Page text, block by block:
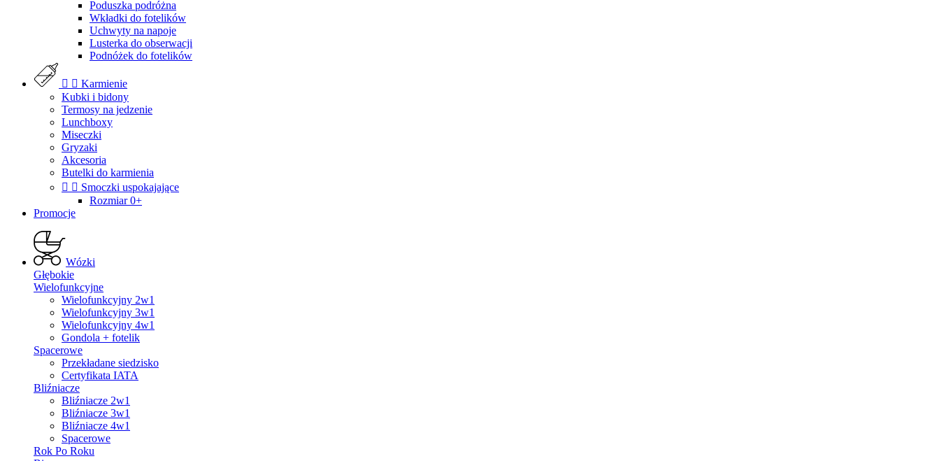
Poduszka podróżna
Wkładki do fotelików
Uchwyty na napoje
Lusterka do obserwacji
Podnóżek do fotelików
  Karmienie
Kubki i bidony
Termosy na jedzenie
Lunchboxy
Miseczki
Gryzaki
Akcesoria
Butelki do karmienia
  Smoczki uspokajające
Rozmiar 0+
Promocje
Wózki
Głębokie
Wielofunkcyjne
Wielofunkcyjny 2w1
Wielofunkcyjny 3w1
Wielofunkcyjny 4w1
Gondola + fotelik
Spacerowe
Przekładane siedzisko
Certyfikata IATA
Bliźniacze
Bliźniacze 2w1
Bliźniacze 3w1
Bliźniacze 4w1
Spacerowe
Rok Po Roku